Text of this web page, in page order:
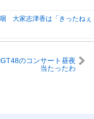
大家志津香は「きったねぇ
のコンサート昼夜
当たったわ